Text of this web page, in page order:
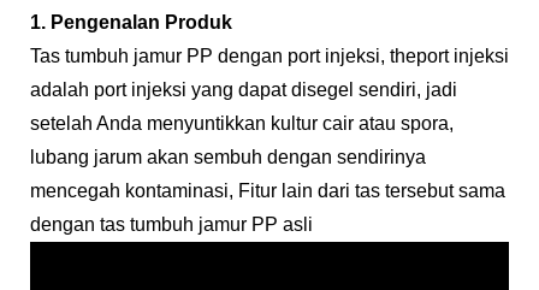
1. Pengenalan Produk
Tas tumbuh jamur PP dengan port injeksi, theport injeksi
adalah port injeksi yang dapat disegel sendiri, jadi
setelah Anda menyuntikkan kultur cair atau spora,
lubang jarum akan sembuh dengan sendirinya
mencegah kontaminasi, Fitur lain dari tas tersebut sama
dengan tas tumbuh jamur PP asli